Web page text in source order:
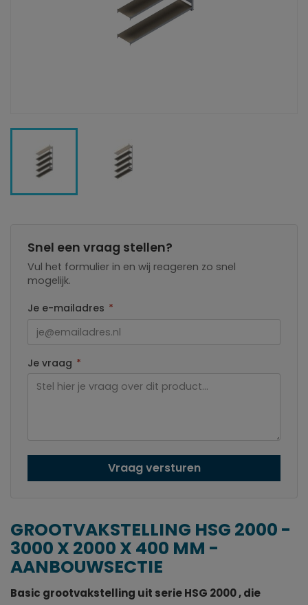
Snel een vraag stellen?
Vul het formulier in en wij reageren zo snel
mogelijk.
Je e-mailadres *
Je vraag *
Vraag versturen
GROOTVAKSTELLING HSG 2000 -
3000 X 2000 X 400 MM -
AANBOUWSECTIE
Basic grootvakstelling uit serie HSG 2000 , die